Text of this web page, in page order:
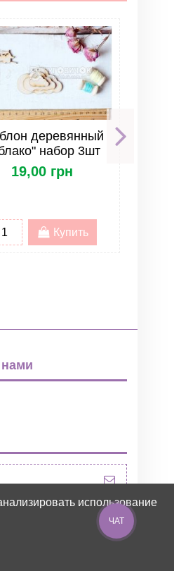
деревянный
набор 3шт
19,00 грн
Купить
использование
ЧАТ